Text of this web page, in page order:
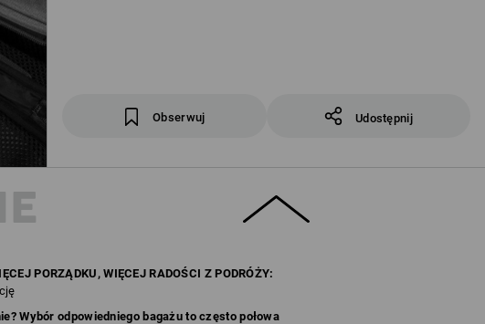
Obserwuj Udostępnij
PORZĄDKU, WIĘCEJ RADOŚCI Z PODRÓŻY:
Wybór odpowiedniego bagażu to często połowa